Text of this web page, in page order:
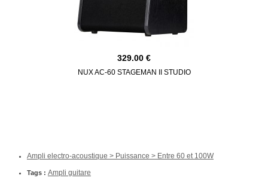
329.00
NUX AC-60 STAGEMAN II STUDIO
Ampli electro-acoustique > Puissance > Entre 60 et 100W
Tags : Ampli guitare